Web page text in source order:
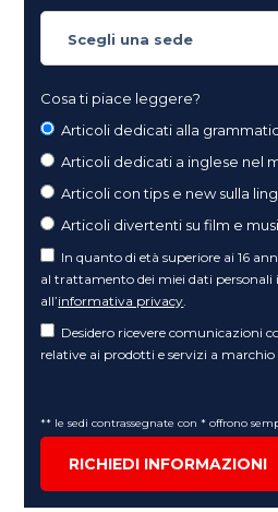
Cosa ti piace leggere?
Articoli dedicati alla
Articoli dedicati a inglese nel
Articoli con tips e new sulla
Articoli divertenti su film e
In quanto di età superiore ai 16
al trattamento dei miei dati
all’informativa privacy
Desidero ricevere comunicazioni
relative ai prodotti e servizi a marchio
** le sedi contrassegnate con * offrono
RICHIEDI INFORMAZIONI